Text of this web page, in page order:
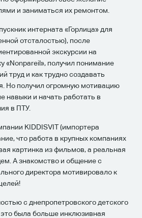
и заниматься их ремонтом.
интерната «Горлица» для
отсталостью), после
экскурсии на
«Nonpareil», получил понимание
труд и как трудно создавать
Но получил огромную мотивацию
навыки и начать работать в
в ПТУ.
KIDDISVIT (импортера
что работа в крупных компаниях
картинка из фильмов, а реальная
А знакомство и общение с
директора мотивировало к
с днепропетровского детского
была больше инклюзивная